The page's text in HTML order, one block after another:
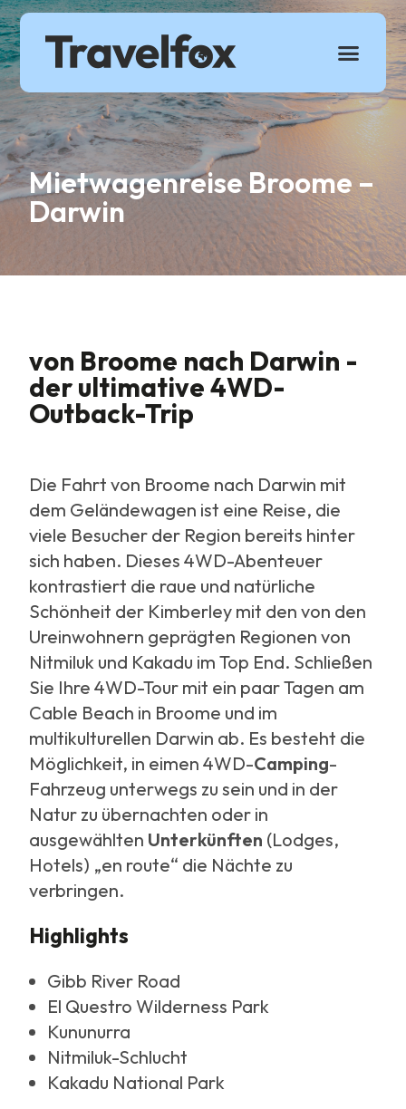
Mietwagenreise Broome –
Darwin
von Broome nach Darwin -
der ultimative 4WD-
Outback-Trip
Die Fahrt von Broome nach Darwin mit
dem Geländewagen ist eine Reise, die
viele Besucher der Region bereits hinter
sich haben. Dieses 4WD-Abenteuer
kontrastiert die raue und natürliche
Schönheit der Kimberley mit den von den
Ureinwohnern geprägten Regionen von
Nitmiluk und Kakadu im Top End. Schließen
Sie Ihre 4WD-Tour mit ein paar Tagen am
Cable Beach in Broome und im
multikulturellen Darwin ab. Es besteht die
Möglichkeit, in eimen 4WD-Camping-
Fahrzeug unterwegs zu sein und in der
Natur zu übernachten oder in
ausgewählten Unterkünften (Lodges,
Hotels) „en route“ die Nächte zu
verbringen.
Highlights
Gibb River Road
El Questro Wilderness Park
Kununurra
Nitmiluk-Schlucht
Kakadu National Park